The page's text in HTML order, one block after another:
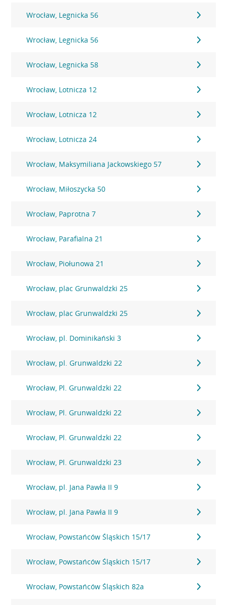
Wrocław, Legnicka 56
Wrocław, Legnicka 56
Wrocław, Legnicka 58
Wrocław, Lotnicza 12
Wrocław, Lotnicza 12
Wrocław, Lotnicza 24
Wrocław, Maksymiliana Jackowskiego 57
Wrocław, Miłoszycka 50
Wrocław, Paprotna 7
Wrocław, Parafialna 21
Wrocław, Piołunowa 21
Wrocław, plac Grunwaldzki 25
Wrocław, plac Grunwaldzki 25
Wrocław, pl. Dominikański 3
Wrocław, pl. Grunwaldzki 22
Wrocław, Pl. Grunwaldzki 22
Wrocław, Pl. Grunwaldzki 22
Wrocław, Pl. Grunwaldzki 22
Wrocław, Pl. Grunwaldzki 23
Wrocław, pl. Jana Pawła II 9
Wrocław, pl. Jana Pawła II 9
Wrocław, Powstańców Śląskich 15/17
Wrocław, Powstańców Śląskich 15/17
Wrocław, Powstańców Śląskich 82a